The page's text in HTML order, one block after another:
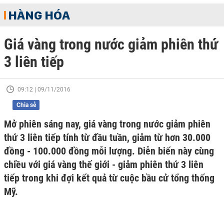
HÀNG HÓA
Giá vàng trong nước giảm phiên thứ
3 liên tiếp
09:12 | 09/11/2016
Chia sẻ
Mở phiên sáng nay, giá vàng trong nước giảm phiên
thứ 3 liên tiếp tính từ đầu tuần, giảm từ hơn 30.000
đồng - 100.000 đồng mỗi lượng. Diễn biến này cùng
chiều với giá vàng thế giới - giảm phiên thứ 3 liên
tiếp trong khi đợi kết quả từ cuộc bầu cử tổng thống
Mỹ.